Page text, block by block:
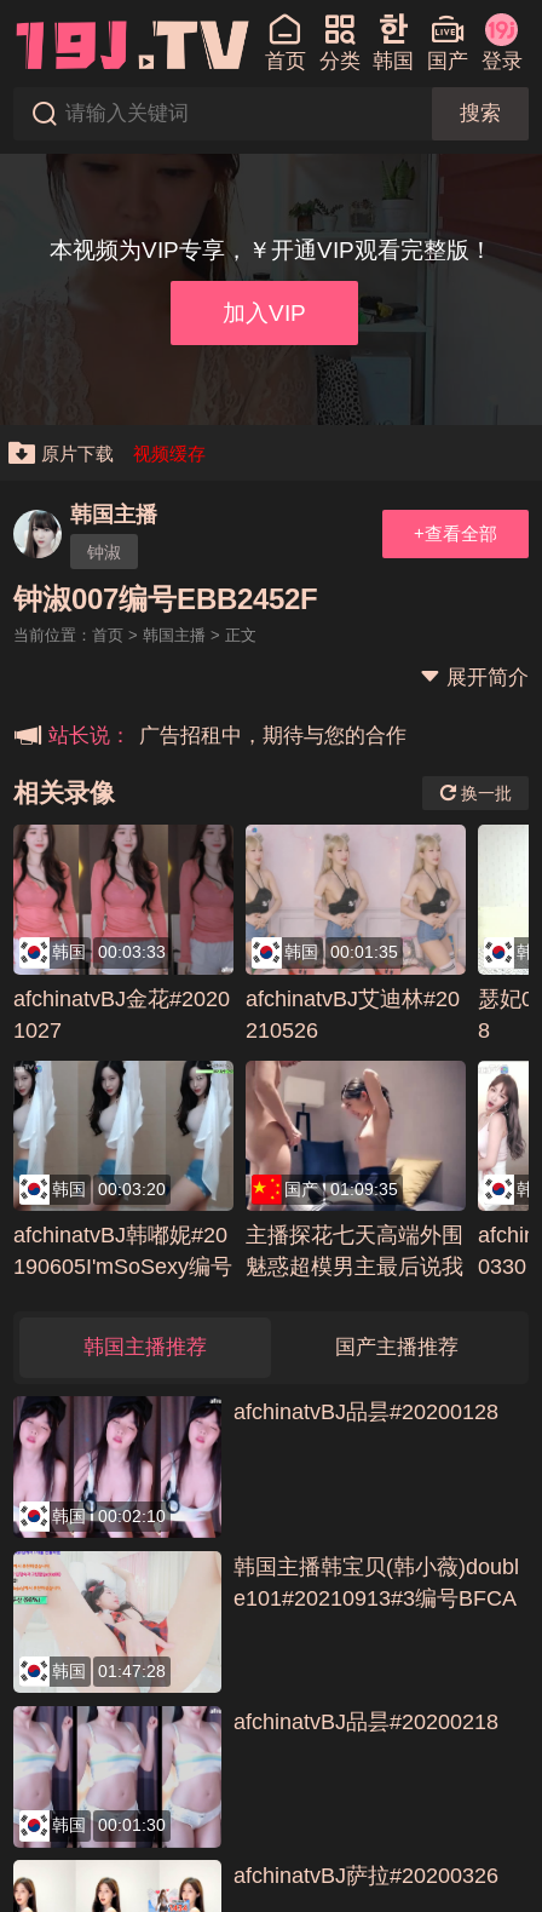
首页 分类 韩国 国产 登录
搜索
本视频为VIP专享，￥开通VIP观看完整版！
加入VIP
原片下载 视频缓存
韩国主播
钟淑
+查看全部
钟淑007编号EBB2452F
当前位置： 首页> 韩国主播 > 正文
展开简介
站长说：
本站大事件(19j网站发展历程)
广告招租中，期待与您的合作
相关录像 换一批
韩国 00:03:33
afchinatvBJ金花#2020
1027
韩国 00:01:35
afchinatvBJ艾迪林#20
210526
韩
瑟妃
8
韩国 00:03:20
afchinatvBJ韩嘟妮#20
190605I'mSoSexy编号
国产 01:09:35
主播探花七天高端外围
魅惑超模男主最后说我
韩
0330
韩国主播推荐 国产主播推荐
韩国 00:02:10
afchinatvBJ品昙#20200128
韩国 01:47:28
韩国主播韩宝贝(韩小薇)doubl
e101#20210913#3编号BFCA
韩国 00:01:30
afchinatvBJ品昙#20200218
afchinatvBJ萨拉#20200326